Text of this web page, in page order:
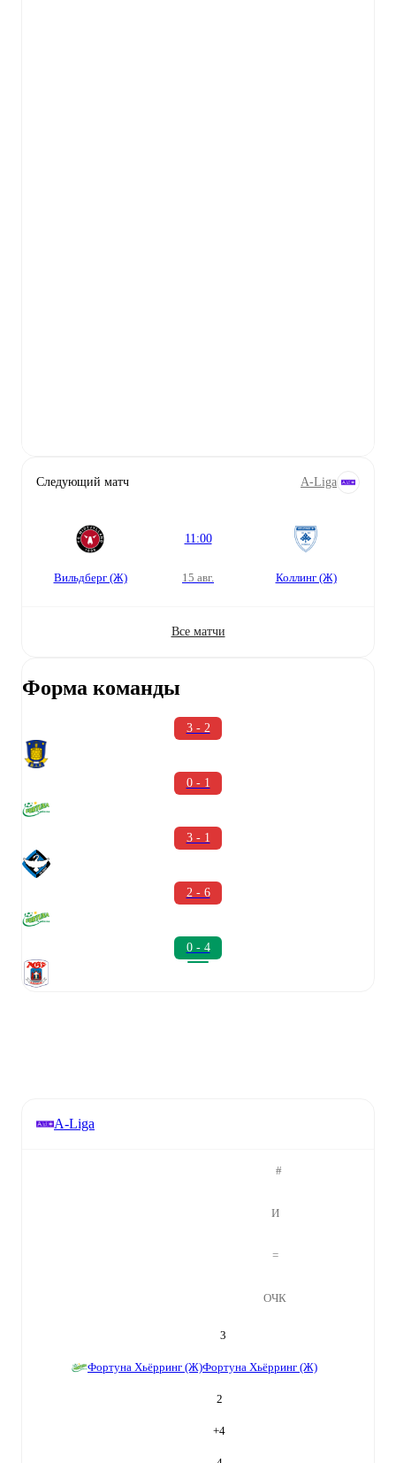
Следующий матч A-Liga
Вильдберг (Ж)
11:00
15 авг. Коллинг (Ж)
Все матчи
Форма команды
3 - 2
0 - 1
3 - 1
2 - 6
0 - 4
A-Liga
#
И
=
ОЧК
3
Фортуна Хьёрринг (Ж)Фортуна Хьёрринг (Ж)
2
+4